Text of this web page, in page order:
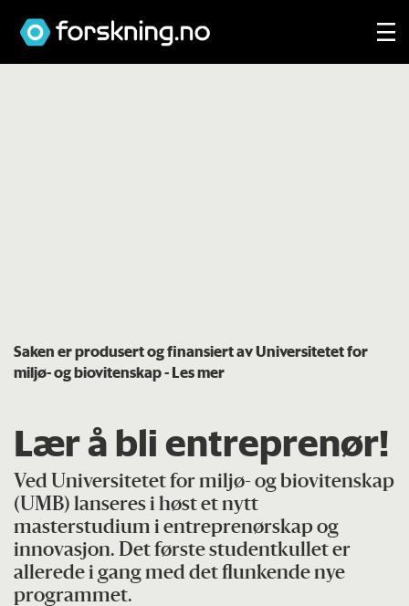
Saken er produsert og finansiert av Universitetet for
miljø- og biovitenskap- Les mer
Lær å bli entreprenør!
Ved Universitetet for miljø- og biovitenskap
(UMB) lanseres i høst et nytt
masterstudium i entreprenørskap og
innovasjon. Det første studentkullet er
allerede i gang med det flunkende nye
programmet.